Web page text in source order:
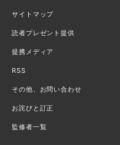
サイトマップ
読者プレゼント提供
提携メディア
RSS
その他、お問い合わせ
お詫びと訂正
監修者一覧